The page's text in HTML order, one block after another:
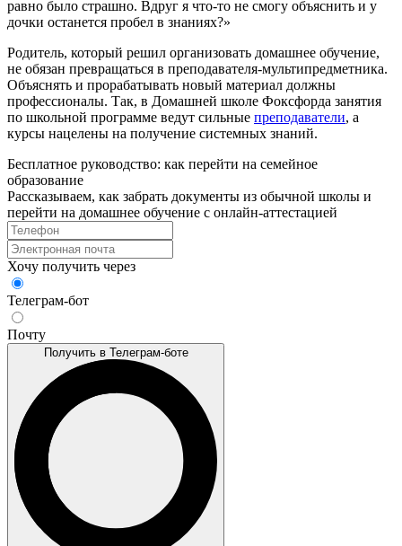
равно было страшно. Вдруг я что-то не смогу объяснить и у
дочки останется пробел в знаниях?»
Родитель, который решил организовать домашнее обучение,
не обязан превращаться в преподавателя-мультипредметника.
Объяснять и прорабатывать новый материал должны
профессионалы. Так, в Домашней школе Фоксфорда занятия
по школьной программе ведут сильные преподаватели, а
курсы нацелены на получение системных знаний.
Бесплатное руководство: как перейти на семейное
образование
Рассказываем, как забрать документы из обычной школы и
перейти на домашнее обучение с онлайн‑аттестацией
Хочу получить через
Телеграм-бот
Почту
Получить в Телеграм-боте